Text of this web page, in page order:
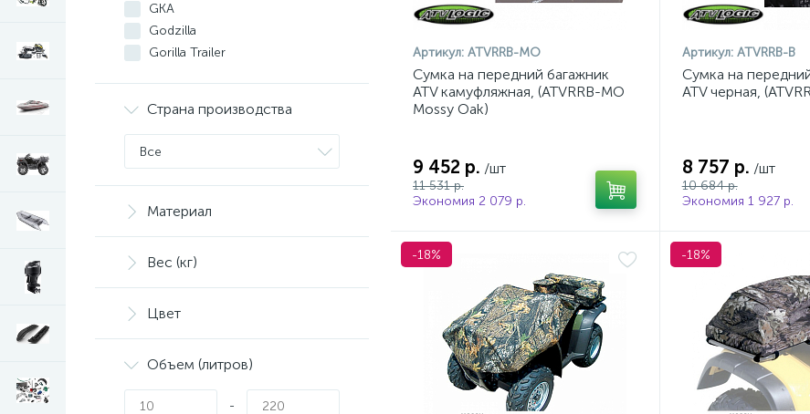
GKA
Godzilla
Gorilla Trailer
Otter Outdoors
PanzerBox
Quadrax
Storm
Страна производства
Все
Материал
Вес (кг)
Цвет
Объем (литров)
-
Артикул: ATVRRB-MO
Сумка на передний багажник
ATV камуфляжная, (ATVRRB-MO
Mossy Oak)
9 452 р. /шт
11 531 р.
Экономия 2 079 р.
Артикул: ATVRRB-B
Сумка на
ATV черная,
8 757 р. /шт
10 684 р.
Экономия 1 927 р.
-18% -18%